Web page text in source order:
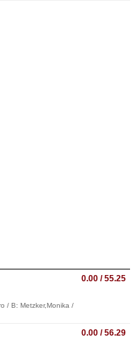
0.00 / 55.25
/ B: Metzker,Monika /
0.00 / 56.29